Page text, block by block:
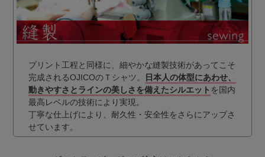
プリント工程と同様に、細やかな縫製技術があってこそ
完成されるOJICOのＴシャツ。
日本人の体型にあわせ、
動きやすさとラインの美しさを備えたシルエット を国内
最高レベルの技術により実現。
丁寧な仕上げにより、耐久性・安全性をさらにアップさ
せています。